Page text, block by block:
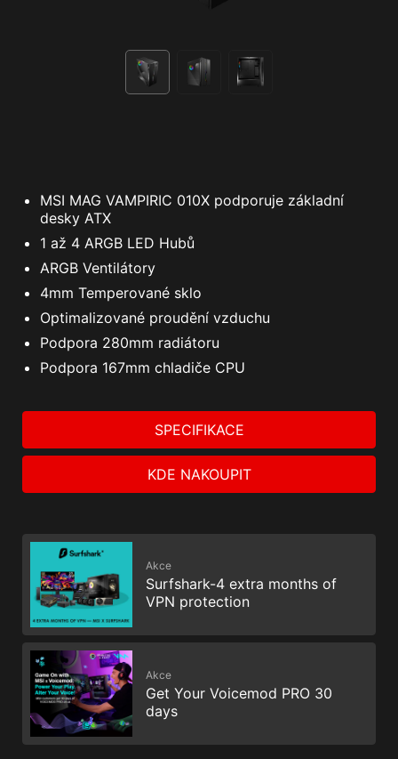
MSI MAG VAMPIRIC 010X podporuje základní
desky ATX
1 až 4 ARGB LED Hubů
ARGB Ventilátory
4mm Temperované sklo
Optimalizované proudění vzduchu
Podpora 280mm radiátoru
Podpora 167mm chladiče CPU
SPECIFIKACE
KDE NAKOUPIT
Akce
Surfshark-4 extra months of
VPN protection
Akce
Get Your Voicemod PRO 30
days